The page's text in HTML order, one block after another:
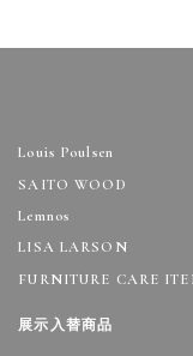
Louis Poulsen
SAITO WOOD
Lemnos
LISA LARSON
FURNITURE CARE
展示入替商品